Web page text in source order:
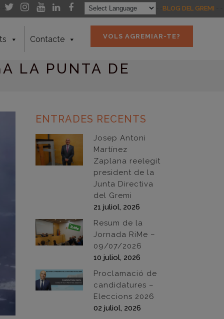
BLOG DEL GREMI
VOLS AGREMIAR-TE?
Contacte
LA PUNTA DE
ENTRADES RECENTS
Josep Antoni
Martínez
Zaplana reelegit
president de la
Junta Directiva
del Gremi
21 juliol, 2026
Resum de la
Jornada RiMe –
09/07/2026
10 juliol, 2026
Proclamació de
candidatures –
Eleccions 2026
02 juliol, 2026